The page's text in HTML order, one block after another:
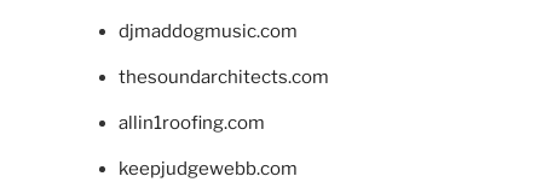
djmaddogmusic.com
thesoundarchitects.com
allin1roofing.com
keepjudgewebb.com